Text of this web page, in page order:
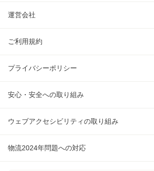
運営会社
ご利用規約
プライバシーポリシー
安心・安全への取り組み
ウェブアクセシビリティの取り組み
物流2024年問題への対応